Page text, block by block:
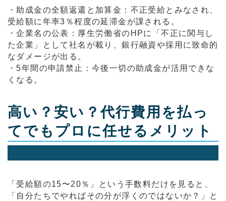
・助成金の全額返還と加算金：不正受給とみなされ、
受給額に年率3％程度の延滞金が課される。
・企業名の公表：厚生労働省のHPに「不正に関与し
た企業」として社名が載り、銀行融資や採用に致命的
なダメージが出る。
・5年間の申請禁止：今後一切の助成金が活用できな
くなる。
高い？安い？代行費用を払っ
てでもプロに任せるメリット
「受給額の15〜20％」という手数料だけを見ると、
「自分たちでやればその分が浮くのではないか？」と